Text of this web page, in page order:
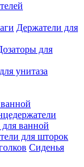
Держатели для
для
унитаза
ванной
для шторок
Сиденья